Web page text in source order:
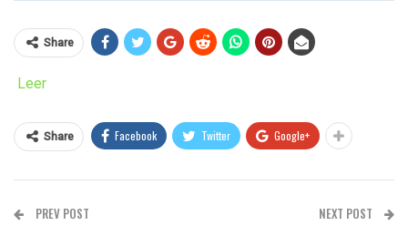
Share
Leer
Share Facebook Twitter Google+
PREV POST NEXT POST